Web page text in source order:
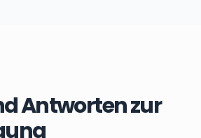
Antworten zur